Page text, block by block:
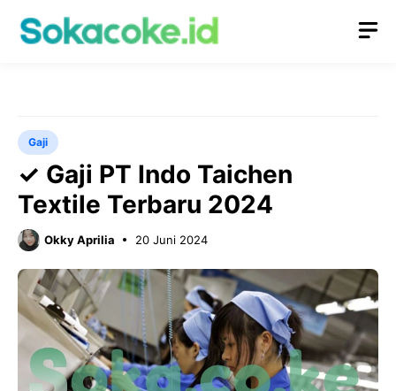
Gaji
✓ Gaji PT Indo Taichen
Textile Terbaru 2024
Okky Aprilia 20 Juni 2024